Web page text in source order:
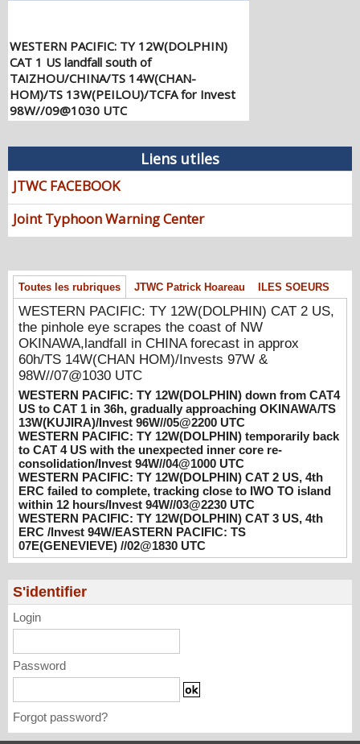
WESTERN PACIFIC: TY 12W(DOLPHIN)
CAT 1 US landfall south of
TAIZHOU/CHINA/TS 14W(CHAN-
HOM)/TS 13W(PEILOU)/TCFA for Invest
98W//09@1030 UTC
08/09/2026 -PATRICK HOAREAU
WESTERN PACIFIC: TY 12W(DOLPHIN)
CAT 2 US, the pinhole eye scrapes the
coast of NW OKINAWA,landfall in CHINA
forecast in approx 60h/TS 14W(CHAN
HOM)/Invests 97W & 98W//07@1030
UTC
WESTERN PACIFIC: TY 12W(DOLPHIN)
down from CAT4 US to CAT 1 in 36h,
gradually approaching OKINAWA/TS
13W(KUJIRA)/Invest 96W//05@2200 UTC
08/06/2026 -PATRICK HOAREAU
WESTERN PACIFIC: TY 12W(DOLPHIN)
temporarily back to CAT 4 US with the
unexpected inner core re-
consolidation/Invest 94W//04@1000 UTC
08/04/2026 -PATRICK HOAREAU
WESTERN PACIFIC: TY 12W(DOLPHIN)
CAT 2 US, 4th ERC failed to complete,
tracking close to IWO TO island within 12
hours/Invest 94W//03@2230 UTC
08/04/2026 -PATRICK HOAREAU
WESTERN PACIFIC: TY 12W(DOLPHIN)
PACIFIC: TS 07E(GENEVIEVE) //02@1830
UTC
08/02/2026
Liens utiles
JTWC FACEBOOK
Joint Typhoon Warning Center
Toutes les rubriques JTWC Patrick Hoareau ILES SOEURS
WESTERN PACIFIC: TY 12W(DOLPHIN) CAT 2 US,
the pinhole eye scrapes the coast of NW
OKINAWA,landfall in CHINA forecast in approx
60h/TS 14W(CHAN HOM)/Invests 97W &
98W//07@1030 UTC
WESTERN PACIFIC: TY 12W(DOLPHIN) down from CAT4
US to CAT 1 in 36h, gradually approaching OKINAWA/TS
13W(KUJIRA)/Invest 96W//05@2200 UTC
WESTERN PACIFIC: TY 12W(DOLPHIN) temporarily back
to CAT 4 US with the unexpected inner core re-
consolidation/Invest 94W//04@1000 UTC
WESTERN PACIFIC: TY 12W(DOLPHIN) CAT 2 US, 4th
ERC failed to complete, tracking close to IWO TO island
within 12 hours/Invest 94W//03@2230 UTC
WESTERN PACIFIC: TY 12W(DOLPHIN) CAT 3 US, 4th
ERC /Invest 94W/EASTERN PACIFIC: TS
07E(GENEVIEVE) //02@1830 UTC
S'identifier
Login
Password
Forgot password?